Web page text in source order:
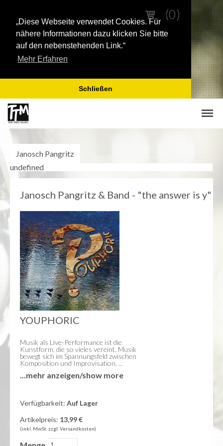
„Diese Webseite verwendet Cookies. Für
nähere Informationen dazu klicken Sie bitte
auf den nebenstehenden Link.“
Mehr Erfahren
Schließen
MP3
RUMPELSTIL
Tina Tandler
Peter Schenderlein
Blanche Elliz
Das Zebra und Kolibri
Nickelino
Nici Mommsen
Eddie Weimann
Jeannette Urzendowsky
Andreas Hofschneider
Thomas Rühmann
PDF
RUMPELSTIL
MUSIK | MERCHANDISE
MUSIK
Loftline
Andrej Hermlin
Tina Tandler
Janosch Pangritz
undefined
Janosch Pangritz & Band - "the answer is y"
YOUPHORIC
Musik als Live-Performance ist die
Kunstform, die so vieles vereint. Musik
bewegt sich im Spannungsfeld zwischen
Komposition und Improvisation, ...
...mehr anzeigen/show more
... zwischen Altbekanntem und aus dem
YOUPHORIC ist die klingende Realität
Verfügbarkeit:Auf Lager
Artikelpreis: 13,99 €
(inkl. MwSt. zzgl. Versandkosten)
(0)
(0)